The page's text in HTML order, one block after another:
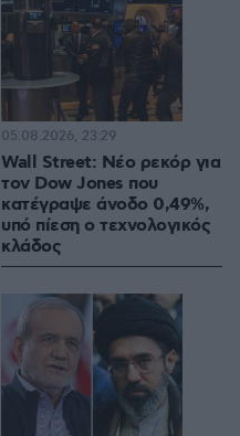
Wall Street: Νέο ρεκόρ για
τον Dow Jones που
κατέγραψε άνοδο 0,49%,
υπό πίεση ο τεχνολογικός
κλάδος
05.08.2026, 23:29